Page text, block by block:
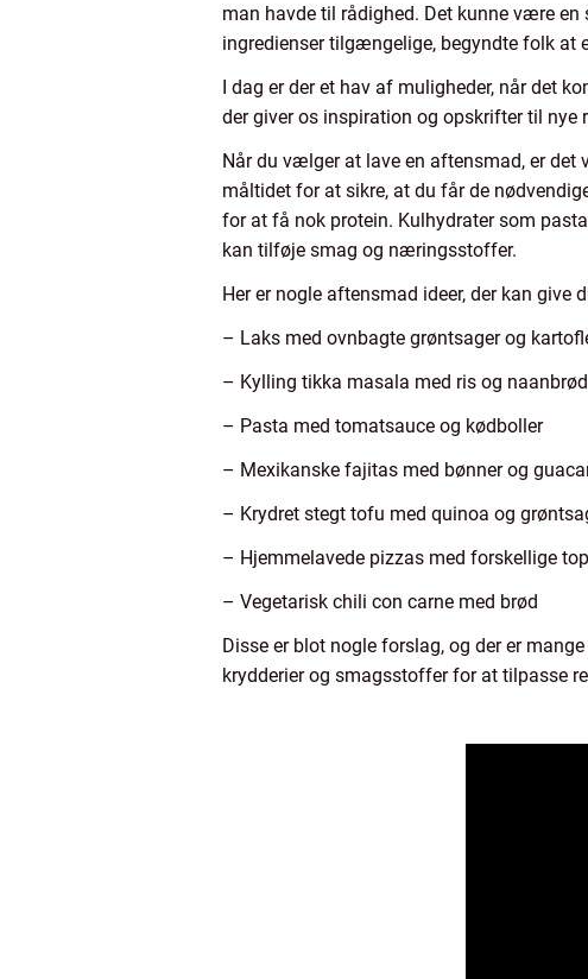
man havde til rådighed. Det kunne være
ingredienser tilgængelige, begyndte folk at
I dag er der et hav af muligheder, når det
der giver os inspiration og opskrifter til nye
Når du vælger at lave en aftensmad, er
måltidet for at sikre, at du får de
for at få nok protein. Kulhydrater som
kan tilføje smag og næringsstoffer.
Her er nogle aftensmad ideer, der kan give
– Laks med ovnbagte grøntsager og
– Kylling tikka masala med ris og naanbrød
– Pasta med tomatsauce og kødboller
– Mexikanske fajitas med bønner og
– Krydret stegt tofu med quinoa og
– Hjemmelavede pizzas med forskellige
– Vegetarisk chili con carne med brød
Disse er blot nogle forslag, og der er
krydderier og smagsstoffer for at tilpasse